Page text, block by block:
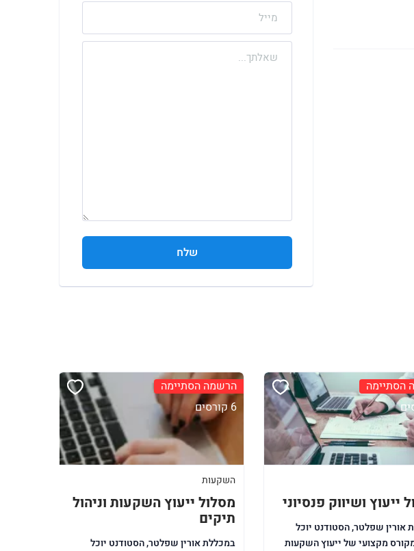
שלח
הסתיימה
ייעוץ ושיווק פנסיוני
אורין שפלטר, הסטודנט יוכל
מקצועי של ייעוץ השקעות
הרשמה הסתיימה
6 קורסים
השקעות
מסלול ייעוץ השקעות וניהול
תיקים
במכללת אורין שפלטר, הסטודנט יוכל